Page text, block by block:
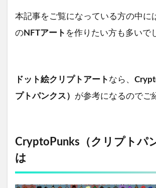
本記事をご覧になっている方の中に
のNFTアート を作りたい方も多いで
ドット絵クリプトアート なら、
プトパンクス） が参考になるのでご
CryptoPunks（クリプトパ
は